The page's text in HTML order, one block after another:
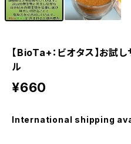
【BioTa+：ビオタス】お試
ル
¥660
International shipping